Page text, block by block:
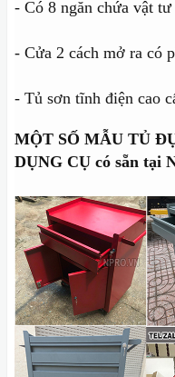
- Có 8 ngăn chứa vật tư
- Cửa 2 cách mở ra có
- Tủ sơn tĩnh điện cao
MỘT SỐ MẪU TỦ
DỤNG CỤ có sẵn tại